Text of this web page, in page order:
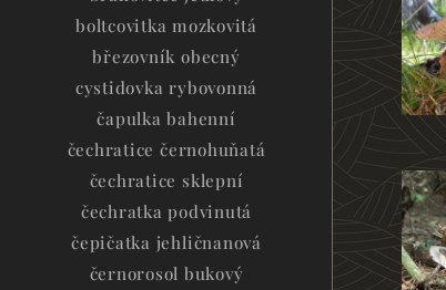
boltcovitka mozkovitá
březovník obecný
cystidovka rybovonná
čapulka bahenní
čechratice černohuňatá
čechratice sklepní
čechratka podvinutá
čepičatka jehličnanová
černorosol bukový